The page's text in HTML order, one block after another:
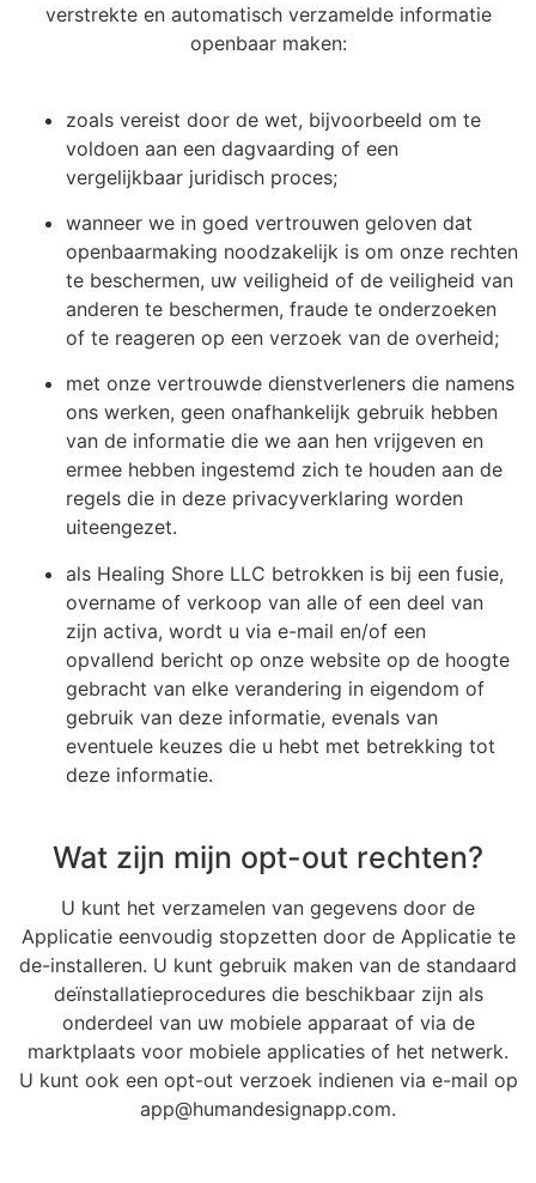
verstrekte en automatisch verzamelde informatie
openbaar maken:
zoals vereist door de wet, bijvoorbeeld om te
voldoen aan een dagvaarding of een
vergelijkbaar juridisch proces;
wanneer we in goed vertrouwen geloven dat
openbaarmaking noodzakelijk is om onze rechten
te beschermen, uw veiligheid of de veiligheid van
anderen te beschermen, fraude te onderzoeken
of te reageren op een verzoek van de overheid;
met onze vertrouwde dienstverleners die namens
ons werken, geen onafhankelijk gebruik hebben
van de informatie die we aan hen vrijgeven en
ermee hebben ingestemd zich te houden aan de
regels die in deze privacyverklaring worden
uiteengezet.
als Healing Shore LLC betrokken is bij een fusie,
overname of verkoop van alle of een deel van
zijn activa, wordt u via e-mail en/of een
opvallend bericht op onze website op de hoogte
gebracht van elke verandering in eigendom of
gebruik van deze informatie, evenals van
eventuele keuzes die u hebt met betrekking tot
deze informatie.
Wat zijn mijn opt-out rechten?
U kunt het verzamelen van gegevens door de
Applicatie eenvoudig stopzetten door de Applicatie te
de-installeren. U kunt gebruik maken van de standaard
deïnstallatieprocedures die beschikbaar zijn als
onderdeel van uw mobiele apparaat of via de
marktplaats voor mobiele applicaties of het netwerk.
U kunt ook een opt-out verzoek indienen via e-mail op
app@humandesignapp.com.